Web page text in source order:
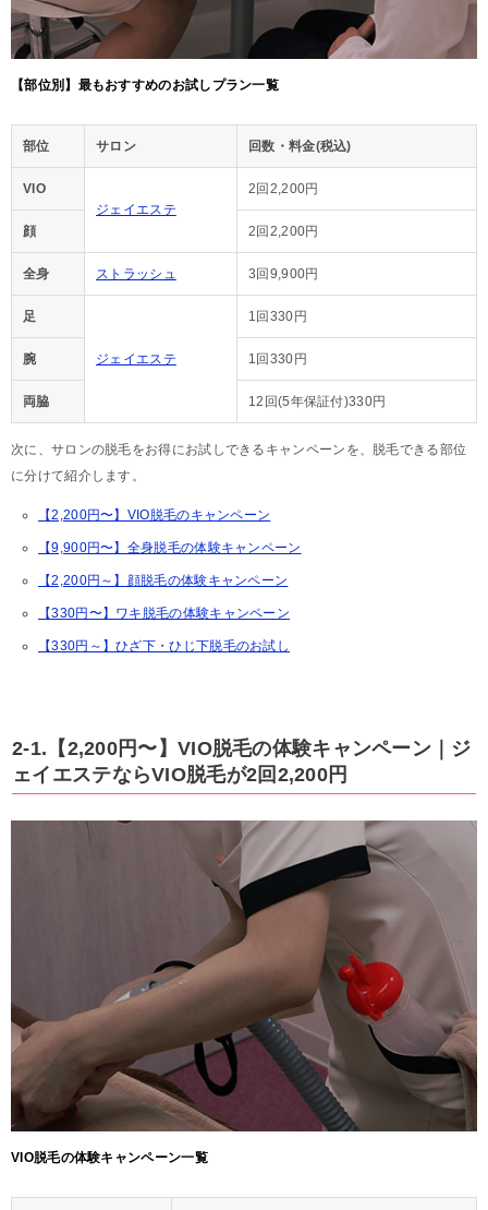
【部位別】最もおすすめのお試しプラン一覧
部位 サロン 回数・料金(税込)
VIO
ジェイエステ
2回2,200円
顔 2回2,200円
全身 ストラッシュ 3回9,900円
足
ジェイエステ
1回330円
腕 1回330円
両脇 12回(5年保証付)330円
次に、サロンの脱毛をお得にお試しできるキャンペーンを、脱毛できる部位
に分けて紹介します。
【2,200円〜】VIO脱毛のキャンペーン
【9,900円〜】全身脱毛の体験キャンペーン
【2,200円～】顔脱毛の体験キャンペーン
【330円〜】ワキ脱毛の体験キャンペーン
【330円～】ひざ下・ひじ下脱毛のお試し
2-1.【2,200円〜】VIO脱毛の体験キャンペーン｜ジ
ェイエステならVIO脱毛が2回2,200円
VIO脱毛の体験キャンペーン一覧